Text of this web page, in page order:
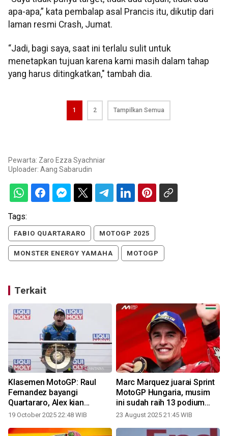
apa-apa,” kata pembalap asal Prancis itu, dikutip dari
laman resmi Crash, Jumat.
“Jadi, bagi saya, saat ini terlalu sulit untuk
menetapkan tujuan karena kami masih dalam tahap
yang harus ditingkatkan," tambah dia.
1 2 Tampilkan Semua
Pewarta: Zaro Ezza Syachniar
Uploader: Aang Sabarudin
Tags:
FABIO QUARTARARO MOTOGP 2025
MONSTER ENERGY YAMAHA MOTOGP
Terkait
Klasemen MotoGP: Raul
Fernandez bayangi
Quartararo, Alex kian
menjauh
19 October 2025 22:48 WIB
Marc Marquez juarai Sprint
MotoGP Hungaria, musim
ini sudah raih 13 podium
dari total 14
23 August 2025 21:45 WIB